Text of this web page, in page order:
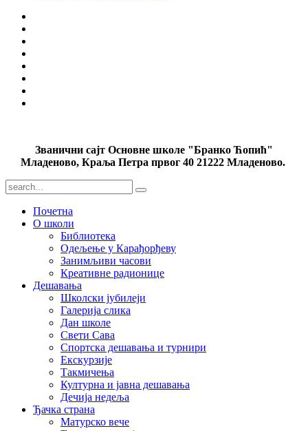
Званични сајт Основне школе "Бранко Ћопић"
Младеново, Краља Петра првог 40 21222 Младеново.
Почетна
О школи
Библиотека
Одељење у Карађорђеву
Занимљиви часови
Креативне радионице
Дешавања
Школски јубилеји
Галерија слика
Дан школе
Свети Сава
Спортска дешавања и турнири
Екскурзије
Такмичења
Културна и јавна дешавања
Дечија недеља
Ђачка страна
Матурско вече